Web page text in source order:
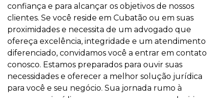
confiança e para alcançar os objetivos de nossos
clientes. Se você reside em Cubatão ou em suas
proximidades e necessita de um advogado que
ofereça excelência, integridade e um atendimento
diferenciado, convidamos você a entrar em contato
conosco. Estamos preparados para ouvir suas
necessidades e oferecer a melhor solução jurídica
para você e seu negócio. Sua jornada rumo à